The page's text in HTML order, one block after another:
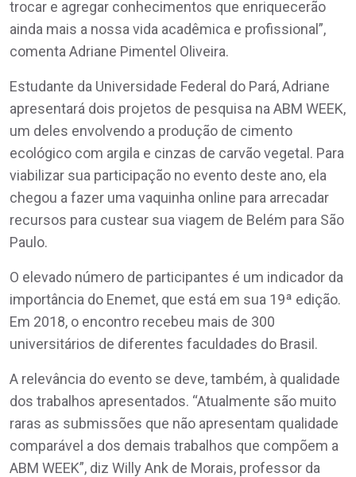
trocar e agregar conhecimentos que enriquecerão
ainda mais a nossa vida acadêmica e profissional”,
comenta Adriane Pimentel Oliveira.
Estudante da Universidade Federal do Pará, Adriane
apresentará dois projetos de pesquisa na ABM WEEK,
um deles envolvendo a produção de cimento
ecológico com argila e cinzas de carvão vegetal. Para
viabilizar sua participação no evento deste ano, ela
chegou a fazer uma vaquinha online para arrecadar
recursos para custear sua viagem de Belém para São
Paulo.
O elevado número de participantes é um indicador da
importância do Enemet, que está em sua 19ª edição.
Em 2018, o encontro recebeu mais de 300
universitários de diferentes faculdades do Brasil.
A relevância do evento se deve, também, à qualidade
dos trabalhos apresentados. “Atualmente são muito
raras as submissões que não apresentam qualidade
comparável a dos demais trabalhos que compõem a
ABM WEEK”, diz Willy Ank de Morais, professor da